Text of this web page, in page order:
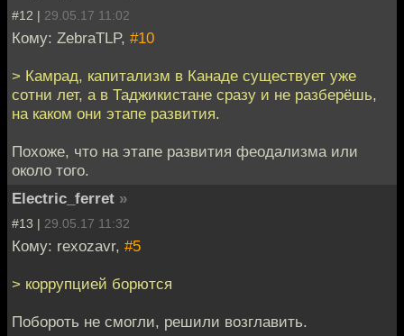
#12 | 29.05.17 11:02
Кому: ZebraTLP, #10
> Камрад, капитализм в Канаде существует уже
сотни лет, а в Таджикистане сразу и не разберёшь,
на каком они этапе развития.
Похоже, что на этапе развития феодализма или
около того.
Electric_ferret »
#13 | 29.05.17 11:32
Кому: rexozavr, #5
> коррупцией борются
Побороть не смогли, решили возглавить.